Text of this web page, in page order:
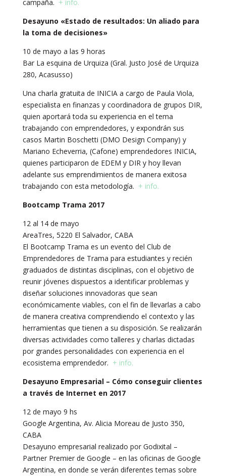
campaña. + info.
Desayuno «Estado de resultados: Un aliado para
la toma de decisiones»
10 de mayo a las 9 horas
Bar La esquina de Urquiza (Gral. Justo José de Urquiza
280, Acasusso)
Una charla gratuita de INICIA a cargo de Paula Viola,
especialista en finanzas y coordinadora de grupos DIR,
quien aportará toda su experiencia en el tema
trabajando con emprendedores, y expondrán sus
casos Martin Boschetti (DMO Design Company) y
Mariano Echeverria, (Cafone) emprendedores INICIA,
quienes participaron de EDEM y DIR y hoy llevan
adelante sus emprendimientos de manera exitosa
trabajando con esta metodología. + info.
Bootcamp Trama 2017
12 al 14 de mayo
AreaTres, 5220 El Salvador, CABA
El Bootcamp Trama es un evento del Club de
Emprendedores de Trama para estudiantes y recién
graduados de distintas disciplinas, con el objetivo de
reunir jóvenes dispuestos a identificar problemas y
diseñar soluciones innovadoras que sean
económicamente viables, con el fin de llevarlas a cabo
de manera creativa comprendiendo el contexto y las
herramientas que tienen a su disposición. Se realizarán
diversas actividades como talleres y charlas dictadas
por grandes personalidades con experiencia en el
ecosistema emprendedor. + info.
Desayuno Empresarial – Cómo conseguir clientes
a través de Internet en 2017
12 de mayo 9 hs
Google Argentina, Av. Alicia Moreau de Justo 350,
CABA
Desayuno empresarial realizado por Godixital –
Partner Premier de Google – en las oficinas de Google
Argentina, en donde se verán diferentes temas sobre